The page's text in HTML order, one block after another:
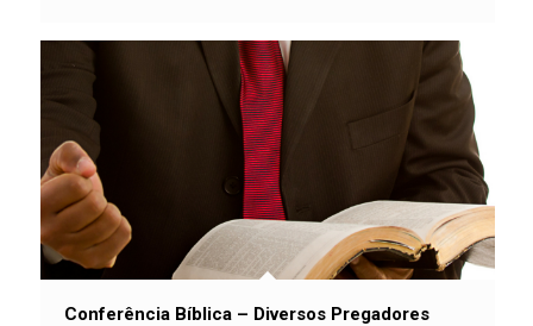
Conferência Bíblica – Diversos Pregadores